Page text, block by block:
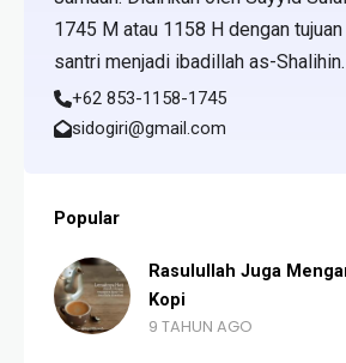
1745 M atau 1158 H dengan
santri menjadi ibadillah as-Shalihin.
+62 853-1158-1745
sidogiri@gmail.com
Popular
Rasulullah Juga Menganjurkan Minum
Kopi
9 TAHUN AGO